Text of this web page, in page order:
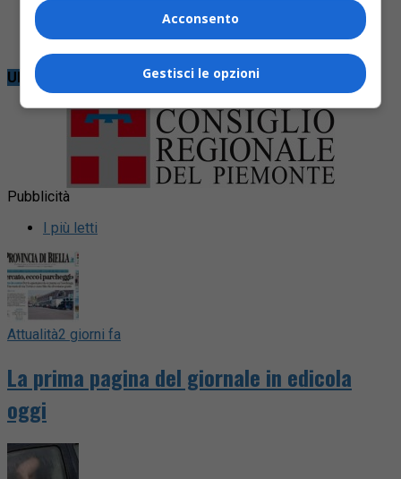
Sabato 21 marzo va in scena la terza edizione della
kermesse
Ultime notizie
Pubblicità
I più letti
Attualità2 giorni fa
La prima pagina del giornale in edicola
oggi
Acconsento
Gestisci le opzioni